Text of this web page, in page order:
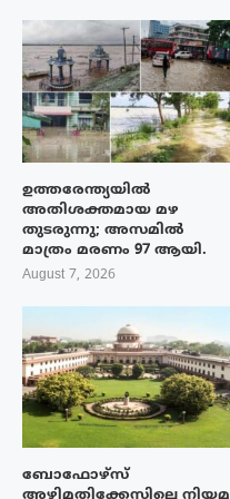
ഉത്തരേന്ത്യയിൽ
അതിശക്തമായ മഴ
തുടരുന്നു; അസമിൽ
മാത്രം മരണം 97 ആയി.
August 7, 2026
ബോഫോഴ്‌സ്